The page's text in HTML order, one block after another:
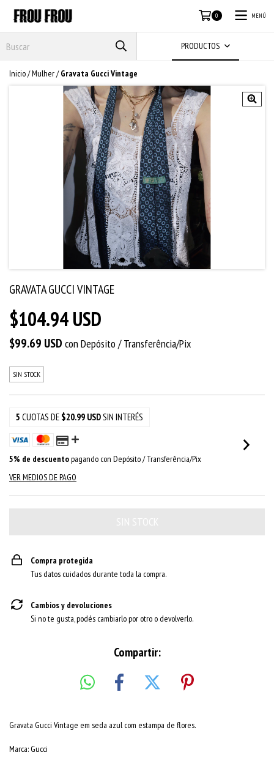
0 MENÚ
PRODUCTOS
Inicio/Mulher/ Gravata Gucci Vintage
GRAVATA GUCCI VINTAGE
$104.94 USD
$99.69 USD con Depósito / Transferência/Pix
SIN STOCK
5 CUOTAS DE $20.99 USDSIN INTERÉS
5% de descuentopagando con Depósito / Transferência/Pix
VER MEDIOS DE PAGO
Compra protegida
Tus datos cuidados durante toda la compra.
Cambios y devoluciones
Si no te gusta, podés cambiarlo por otro o devolverlo.
Compartir:
Gravata Gucci Vintage em seda azul com estampa de flores.
Marca: Gucci